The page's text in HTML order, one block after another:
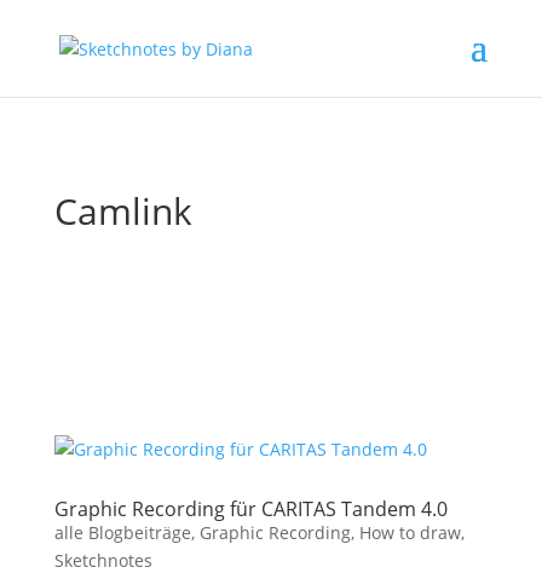
Camlink
Graphic Recording für CARITAS Tandem 4.0
alle Blogbeiträge, Graphic Recording, How to draw,
Sketchnotes